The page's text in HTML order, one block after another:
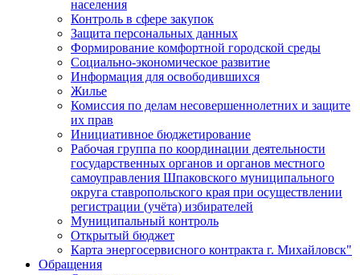
населения
Контроль в сфере закупок
Защита персональных данных
Формирование комфортной городской среды
Социально-экономическое развитие
Информация для освободившихся
Жилье
Комиссия по делам несовершеннолетних и защите
их прав
Инициативное бюджетирование
Рабочая группа по координации деятельности
государственных органов и органов местного
самоуправления Шпаковского муниципального
округа ставропольского края при осуществлении
регистрации (учёта) избирателей
Муниципальный контроль
Открытый бюджет
Карта энергосервисного контракта г. Михайловск"
Обращения